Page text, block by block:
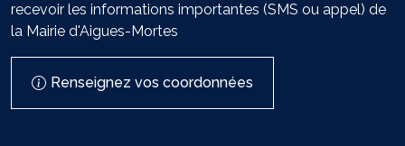
recevoir les informations importantes (SMS ou appel) de
la Mairie d'Aigues-Mortes
Renseignez vos coordonnées